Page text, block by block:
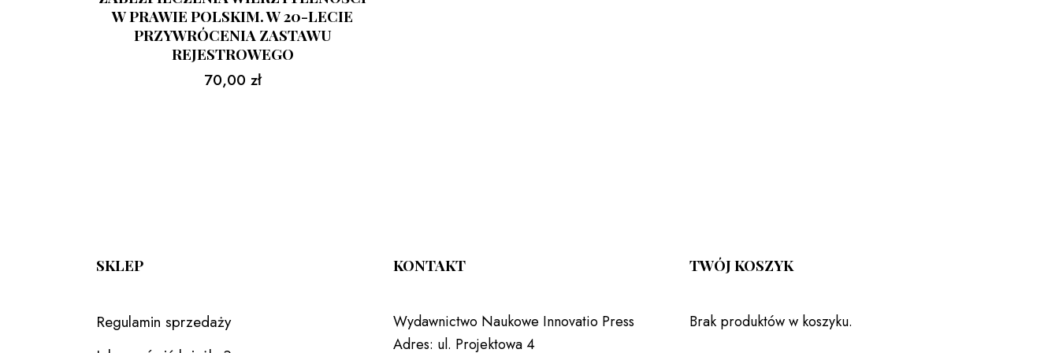
W PRAWIE POLSKIM. W 20-LECIE
PRZYWRÓCENIA ZASTAWU
REJESTROWEGO
70,00 zł
SKLEP
Regulamin sprzedaży
KONTAKT
Wydawnictwo Naukowe Innovatio Press
Adres: ul. Projektowa 4
TWÓJ KOSZYK
Brak produktów w koszyku.